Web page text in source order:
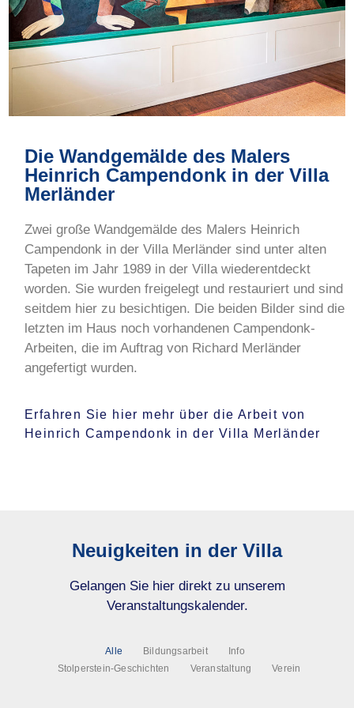
Hier mehr über den Verein erfahren!
Hier mehr über den Verein erfahren!
Hier mehr über den Verein erfahren!
Hier mehr über den Verein erfahren!
Hier mehr über den Verein erfahren!
Hier mehr über den Verein erfahren!
Hier mehr über den Verein erfahren!
Hier mehr über den Verein erfahren!
Hier mehr über den Verein erfahren!
Hier mehr über den Verein erfahren!
Hier mehr über den Verein erfahren!
Hier mehr über den Verein erfahren!
Die Wandgemälde des Malers
Heinrich Campendonk in der Villa
Merländer
Zwei große Wandgemälde des Malers Heinrich
Campendonk in der Villa Merländer sind unter alten
Tapeten im Jahr 1989 in der Villa wiederentdeckt
worden. Sie wurden freigelegt und restauriert und sind
seitdem hier zu besichtigen. Die beiden Bilder sind die
letzten im Haus noch vorhandenen Campendonk-
Arbeiten, die im Auftrag von Richard Merländer
angefertigt wurden.
Erfahren Sie hier mehr über die Arbeit von
Heinrich Campendonk in der Villa Merländer
Neuigkeiten in der Villa
Gelangen Sie hier direkt zu unserem
Veranstaltungskalender.
Alle Bildungsarbeit
Info
Stolperstein-Geschichten
Veranstaltung Verein